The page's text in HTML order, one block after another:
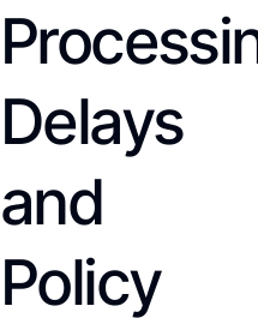
Delays
and
Policy